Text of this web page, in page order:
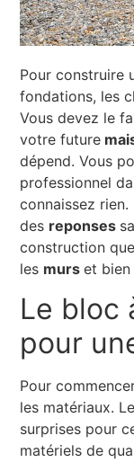
Pour construire
fondations, les
Vous devez le
votre future
dépend. Vous
professionnel
connaissez
des reponses
construction
les murset bien
Le bloc
pour
Pour
les matériaux.
surprises pour
matériels de